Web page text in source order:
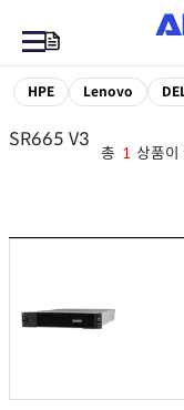
HPE Lenovo
SR665 V3
총 1 상품이